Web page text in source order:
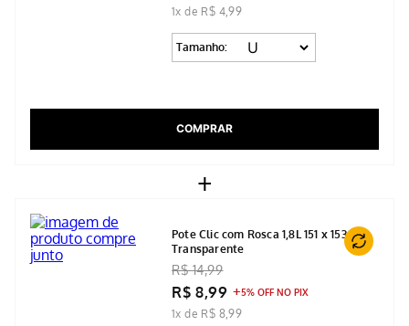
1x de R$ 4,99
Tamanho:
COMPRAR
+
Pote Clic com Rosca 1,8L 151 x 153 mm
Transparente
R$ 14,99
R$ 8,99 5% OFF NO PIX
1x de R$ 8,99